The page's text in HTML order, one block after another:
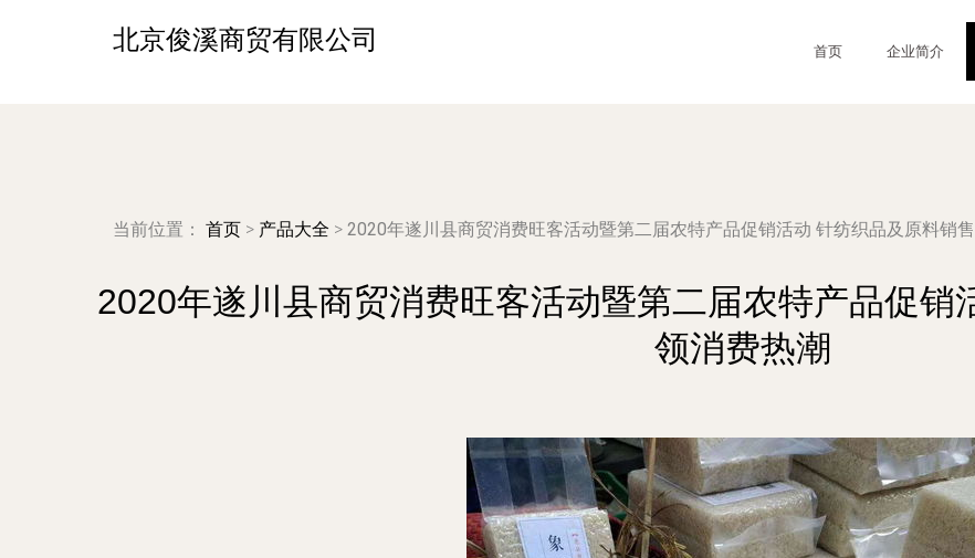
北京俊溪商贸有限公司 首页 企业简介
当前位置： 首页 > 产品大全 > 2020年遂川县商贸消费旺客活动暨第二届农特产品促销活动 针纺织品及原料销
2020年遂川县商贸消费旺客活动暨第二届农特产品促销
领消费热潮